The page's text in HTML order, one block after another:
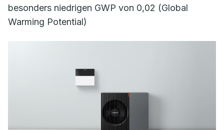
besonders niedrigen GWP von 0,02 (Global
Warming Potential)